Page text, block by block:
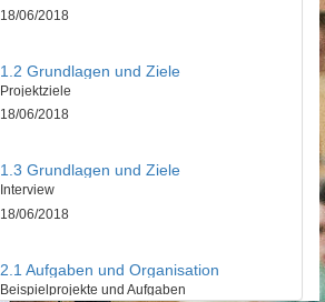
18/06/2018
1.2 Grundlagen und Ziele
Projektziele
18/06/2018
1.3 Grundlagen und Ziele
Interview
18/06/2018
2.1 Aufgaben und Organisation
Beispielprojekte und Aufgaben